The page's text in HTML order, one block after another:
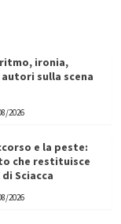
ironia,
sulla scena
2026
e la peste:
che restituisce
Sciacca
2026